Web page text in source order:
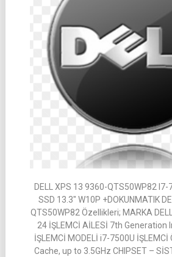
DELL XPS 13 9360-QTS50WP82 I7-
SSD 13.3″ W10P +DOKUNMATIK
QTS50WP82 Özellikleri; MARKA
24 İŞLEMCİ AİLESİ 7th Generation
İŞLEMCİ MODELİ i7-7500U İŞLEMCİ
Cache, up to 3.5GHz CHIPSET –